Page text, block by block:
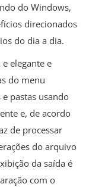
do Windows,
direcionados
do dia a dia.
elegante e
do menu
pastas usando
e, de acordo
de processar
do arquivo
da saída é
com o